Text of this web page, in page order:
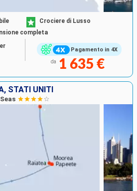
Pagamento in 4X
Crociere di Lusso
completa
da 1 635 €
STATI UNITI